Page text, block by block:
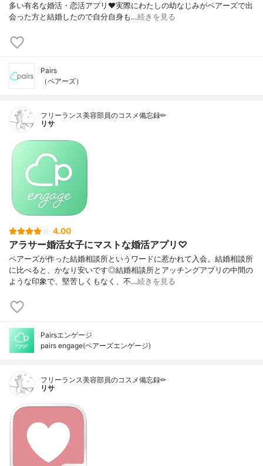
多い有名な婚活・恋活アプリ❤実際にわたしの幼なじみがペアーズで出
会った方と結婚したので自分自身も…続きを見る
Pairs
（ペアーズ）
フリーランス美容部員のコスメ備忘録✏︎
リサ
4.00
アラサー婚活女子にマストな婚活アプリ♡
ペアーズが作った結婚相談所というワードに惹かれて入会。結婚相談所
に比べると、かなり安いです◎結婚相談所とアッチングアプリの中間の
ような印象で、堅苦しくもなく、不…続きを見る
Pairsエンゲージ
pairs engage(ペアーズエンゲージ)
フリーランス美容部員のコスメ備忘録✏︎
リサ